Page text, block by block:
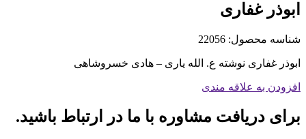
ابوذر غفاری
شناسه محصول: 22056
ابوذر غفاری نوشته ع. الله یاری – هادی خسروشاهی
افزودن به علاقه مندی
برای دریافت مشاوره با ما در ارتباط باشید.